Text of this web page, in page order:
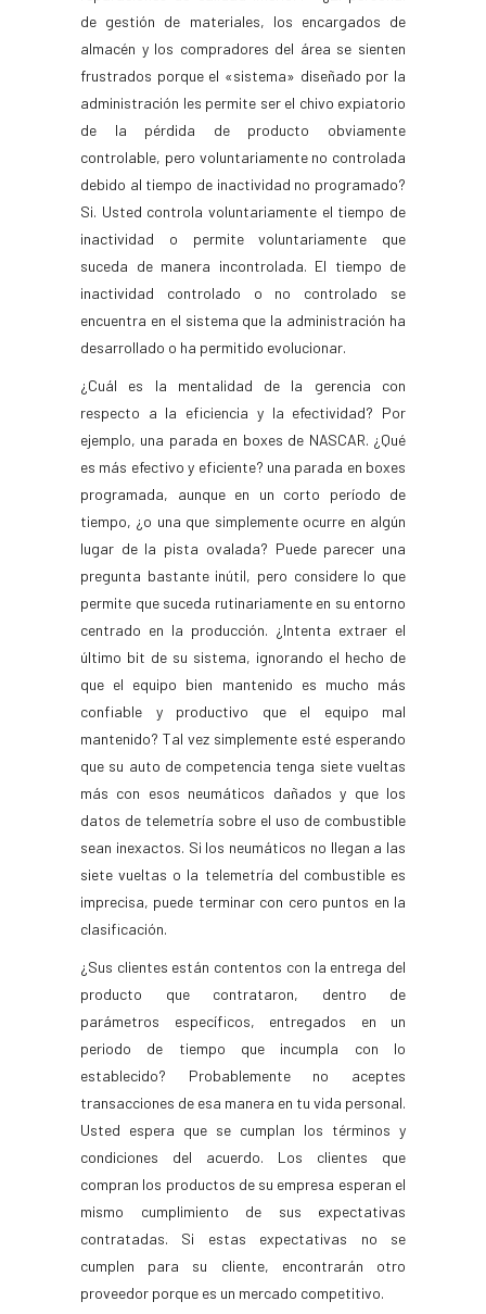
de gestión de materiales, los encargados de
almacén y los compradores del área se sienten
frustrados porque el «sistema» diseñado por la
administración les permite ser el chivo expiatorio
de la pérdida de producto obviamente
controlable, pero voluntariamente no controlada
debido al tiempo de inactividad no programado?
Si. Usted controla voluntariamente el tiempo de
inactividad o permite voluntariamente que
suceda de manera incontrolada. El tiempo de
inactividad controlado o no controlado se
encuentra en el sistema que la administración ha
desarrollado o ha permitido evolucionar.
¿Cuál es la mentalidad de la gerencia con
respecto a la eficiencia y la efectividad? Por
ejemplo, una parada en boxes de NASCAR. ¿Qué
es más efectivo y eficiente? una parada en boxes
programada, aunque en un corto período de
tiempo, ¿o una que simplemente ocurre en algún
lugar de la pista ovalada? Puede parecer una
pregunta bastante inútil, pero considere lo que
permite que suceda rutinariamente en su entorno
centrado en la producción. ¿Intenta extraer el
último bit de su sistema, ignorando el hecho de
que el equipo bien mantenido es mucho más
confiable y productivo que el equipo mal
mantenido? Tal vez simplemente esté esperando
que su auto de competencia tenga siete vueltas
más con esos neumáticos dañados y que los
datos de telemetría sobre el uso de combustible
sean inexactos. Si los neumáticos no llegan a las
siete vueltas o la telemetría del combustible es
imprecisa, puede terminar con cero puntos en la
clasificación.
¿Sus clientes están contentos con la entrega del
producto que contrataron, dentro de
parámetros específicos, entregados en un
periodo de tiempo que incumpla con lo
establecido? Probablemente no aceptes
transacciones de esa manera en tu vida personal.
Usted espera que se cumplan los términos y
condiciones del acuerdo. Los clientes que
compran los productos de su empresa esperan el
mismo cumplimiento de sus expectativas
contratadas. Si estas expectativas no se
cumplen para su cliente, encontrarán otro
proveedor porque es un mercado competitivo.